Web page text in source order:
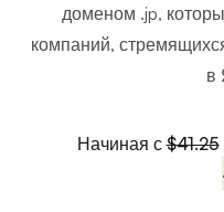
доменом .jp,
компаний,
в
Начиная с$41.25